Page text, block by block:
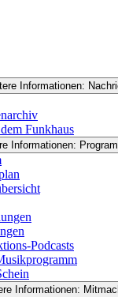
Informationen:
Funkhaus
Informationen:
Podcasts
Informationen: